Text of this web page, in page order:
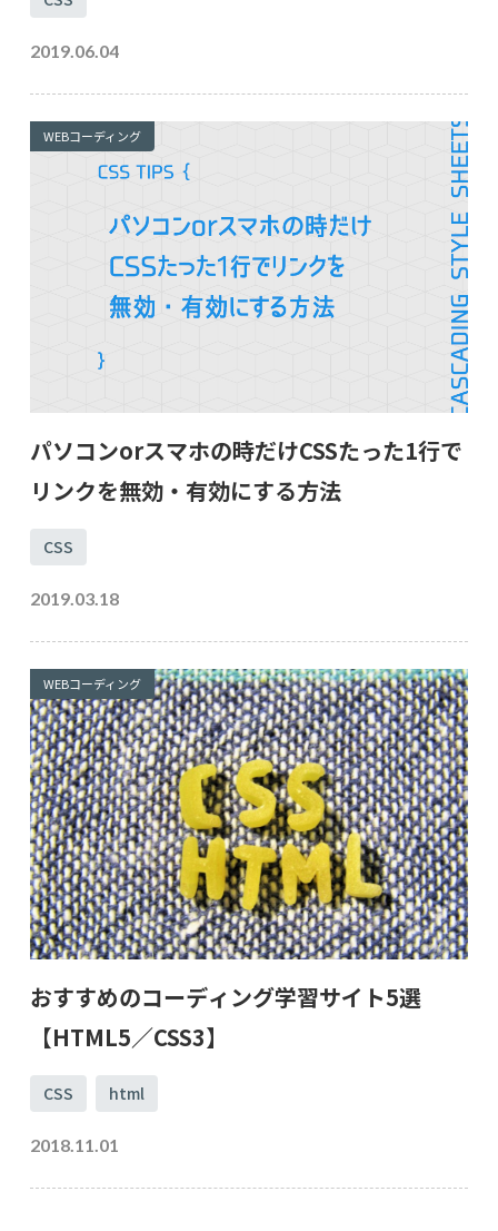
2019.06.04
WEBコーディング
パソコンorスマホの時だけCSSたった1行で
リンクを無効・有効にする方法
CSS
2019.03.18
WEBコーディング
おすすめのコーディング学習サイト5選
【HTML5／CSS3】
CSS html
2018.11.01